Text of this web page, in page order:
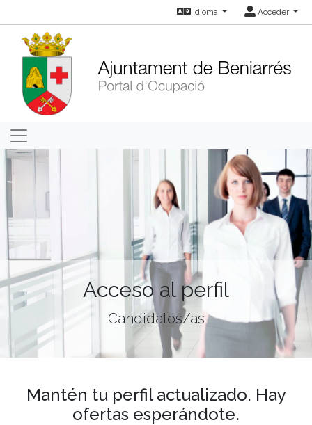
Idioma Acceder
Acceso al perfil
Candidatos/as
Mantén tu perfil actualizado. Hay
ofertas esperándote.